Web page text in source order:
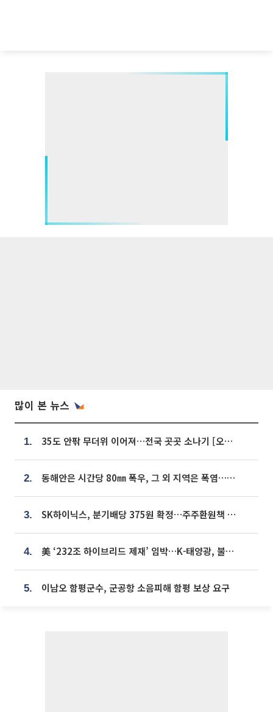
많이 본 뉴스
1. 35도 안팎 무더위 이어져…전국 곳곳 소나기 [오늘 날씨]
2. 동해안은 시간당 80㎜ 폭우, 그 외 지역은 폭염…‘극과 극 날씨’
3. SK하이닉스, 분기배당 375원 확정…주주환원책 9월로 앞당겨 발표
4. 美 ‘232조 하이브리드 제재’ 임박…K-태양광, 불확실성 털고 날개 다나
5. 이남오 함평군수, 군공항 소음피해 함평 보상 요구